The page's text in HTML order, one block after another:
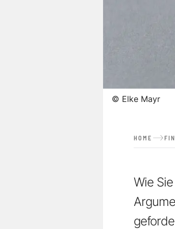
© Elke Mayr
HOME
Wie